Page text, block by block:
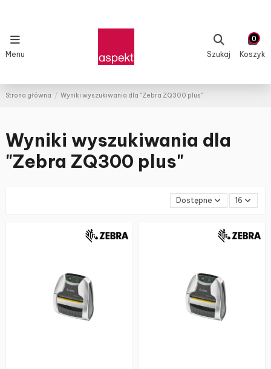
Menu Szukaj
0
Koszyk
Strona główna Wyniki wyszukiwania dla "Zebra ZQ300 plus"
Wyniki wyszukiwania dla
"Zebra ZQ300 plus"
Dostępne 16